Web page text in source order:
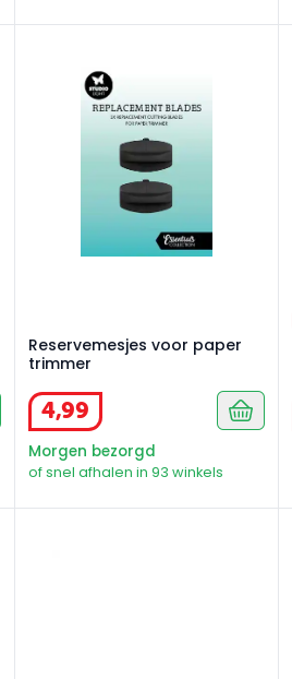
Reservemesjes voor paper
trimmer
4,99
Morgen bezorgd
of snel afhalen in 93 winkels